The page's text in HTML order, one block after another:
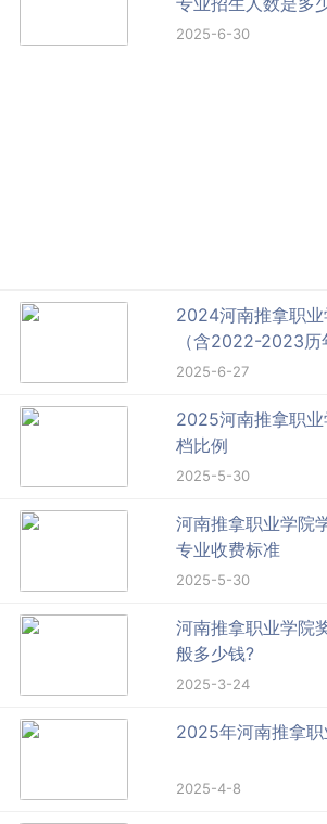
2025-6-30
2024河南推拿职
（含2022-2023历
2025-6-27
2025河南推拿职
档比例
2025-5-30
河南推拿职业学院
专业收费标准
2025-5-30
河南推拿职业学院
般多少钱?
2025-3-24
2025年河南推拿
2025-4-8